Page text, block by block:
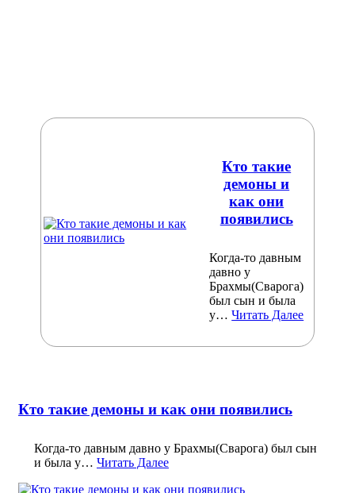
Кто такие
демоны и
как они
появились
Когда-то давным
давно у
Брахмы(Сварога)
был сын и была
у…Читать Далее
Кто такие демоны и как они появились
Когда-то давным давно у Брахмы(Сварога) был сын
и была у… Читать Далее